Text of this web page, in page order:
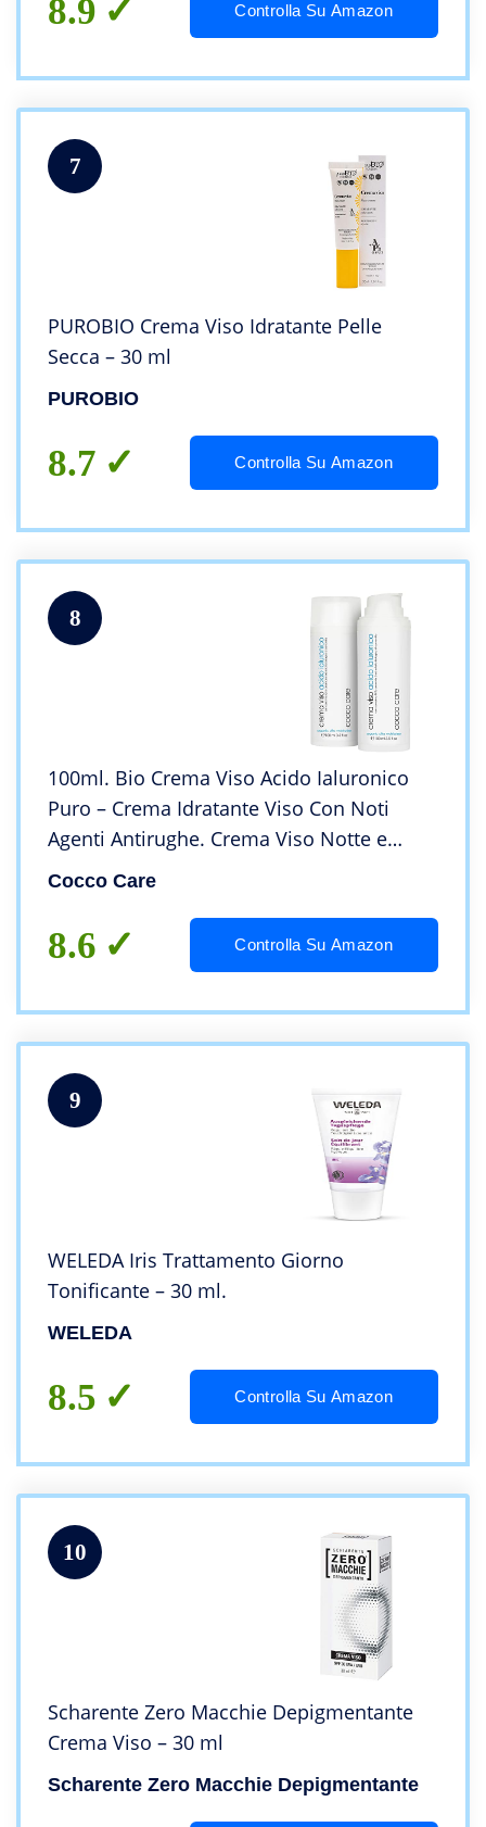
8.9 Controlla Su Amazon
7
PUROBIO Crema Viso Idratante Pelle
Secca – 30 ml
PUROBIO
8.7 Controlla Su Amazon
8
100ml. Bio Crema Viso Acido Ialuronico
Puro – Crema Idratante Viso Con Noti
Agenti Antirughe. Crema Viso Notte e
Giorno per Uomo e Donna. Illuminante
Italy
Cocco Care
8.6 Controlla Su Amazon
9
WELEDA Iris Trattamento Giorno
Tonificante – 30 ml.
WELEDA
8.5 Controlla Su Amazon
10
Scharente Zero Macchie Depigmentante
Crema Viso – 30 ml
Scharente Zero Macchie Depigmentante